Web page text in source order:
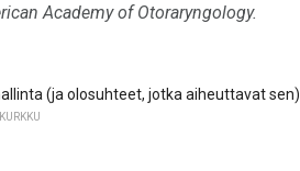
Academy of Otoraryngology.
(ja olosuhteet, jotka aiheuttavat sen)